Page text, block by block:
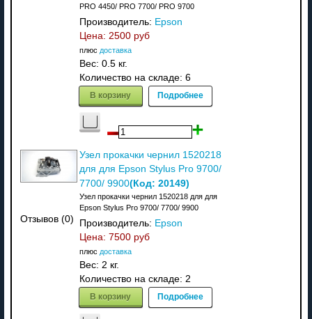
PRO 4450/ PRO 7700/ PRO 9700
Производитель: Epson
Цена: 2500 руб
плюс доставка
Вес: 0.5 кг.
Количество на складе: 6
В корзину Подробнее
Отзывов (0)
Узел прокачки чернил 1520218
для для Epson Stylus Pro 9700/
7700/ 9900(Код: 20149)
Узел прокачки чернил 1520218 для для
Epson Stylus Pro 9700/ 7700/ 9900
Производитель: Epson
Цена: 7500 руб
плюс доставка
Вес: 2 кг.
Количество на складе: 2
В корзину Подробнее